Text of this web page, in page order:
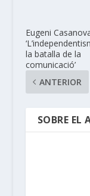
Eugeni
la batalla de la
comunicació’
ANTERIOR
SOBRE EL